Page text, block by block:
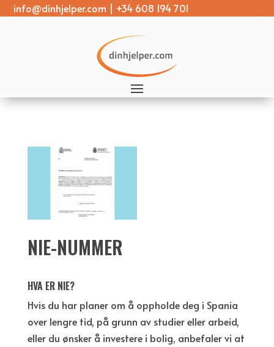
info@dinhjelper.com | +34 608 194 701
NIE-NUMMER
HVA ER NIE?
Hvis du har planer om å oppholde deg i Spania
over lengre tid, på grunn av studier eller arbeid,
eller du ønsker å investere i bolig, anbefaler vi at